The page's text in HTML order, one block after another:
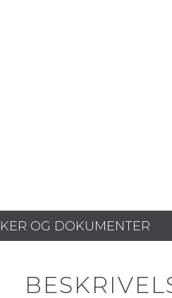
OG DOKUMENTER